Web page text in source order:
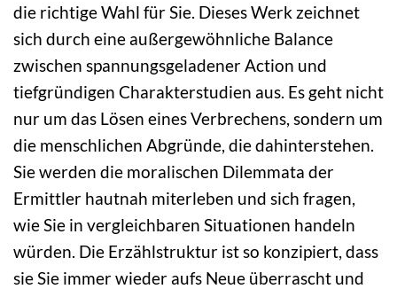
die richtige Wahl für Sie. Dieses Werk zeichnet
sich durch eine außergewöhnliche Balance
zwischen spannungsgeladener Action und
tiefgründigen Charakterstudien aus. Es geht nicht
nur um das Lösen eines Verbrechens, sondern um
die menschlichen Abgründe, die dahinterstehen.
Sie werden die moralischen Dilemmata der
Ermittler hautnah miterleben und sich fragen,
wie Sie in vergleichbaren Situationen handeln
würden. Die Erzählstruktur ist so konzipiert, dass
sie Sie immer wieder aufs Neue überrascht und